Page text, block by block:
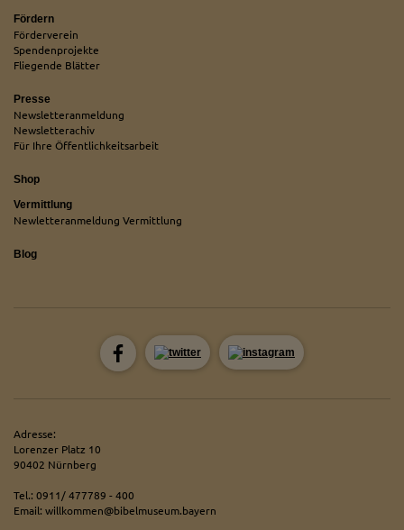
Fördern
Förderverein
Spendenprojekte
Fliegende Blätter
Presse
Newsletteranmeldung
Newsletterachiv
Für Ihre Öffentlichkeitsarbeit
Shop
Vermittlung
Newletteranmeldung Vermittlung
Blog
Adresse:
Lorenzer Platz 10
90402 Nürnberg
Tel.: 0911/ 477789 - 400
Email: willkommen@bibelmuseum.bayern